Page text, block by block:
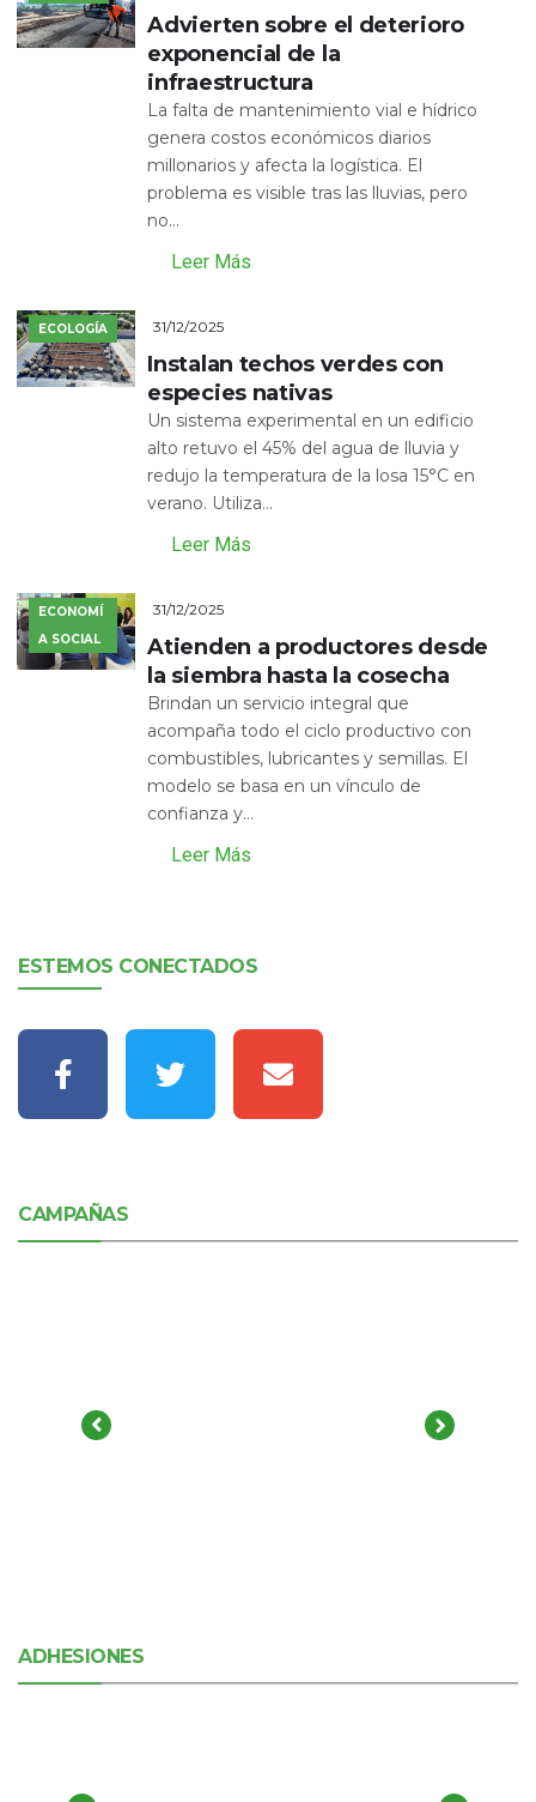
Advierten sobre el deterioro
exponencial de la
infraestructura
La falta de mantenimiento vial e hídrico
genera costos económicos diarios
millonarios y afecta la logística. El
problema es visible tras las lluvias, pero
no...
Leer Más
ECOLOGÍA 31/12/2025
Instalan techos verdes con
especies nativas
Un sistema experimental en un edificio
alto retuvo el 45% del agua de lluvia y
redujo la temperatura de la losa 15°C en
verano. Utiliza...
Leer Más
ECONOMÍ
A SOCIAL
31/12/2025
Atienden a productores desde
la siembra hasta la cosecha
Brindan un servicio integral que
acompaña todo el ciclo productivo con
combustibles, lubricantes y semillas. El
modelo se basa en un vínculo de
confianza y...
Leer Más
ESTEMOS CONECTADOS
CAMPAÑAS
ADHESIONES